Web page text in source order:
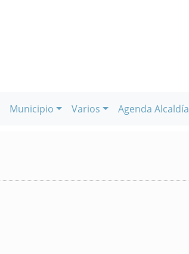
Municipio Varios Agenda Alcaldía